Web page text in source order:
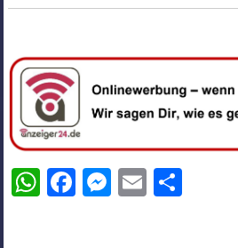
WhatsApp
Facebook
Messenger
EmailTeilen